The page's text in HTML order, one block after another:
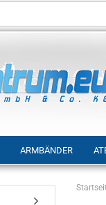
ARMBÄNDER